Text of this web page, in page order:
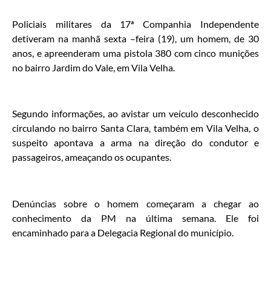
Policiais militares da 17ª Companhia Independente
detiveram na manhã sexta –feira (19), um homem, de 30
anos, e apreenderam uma pistola 380 com cinco munições
no bairro Jardim do Vale, em Vila Velha.
Segundo informações, ao avistar um veículo desconhecido
circulando no bairro Santa Clara, também em Vila Velha, o
suspeito apontava a arma na direção do condutor e
passageiros, ameaçando os ocupantes.
Denúncias sobre o homem começaram a chegar ao
conhecimento da PM na última semana. Ele foi
encaminhado para a Delegacia Regional do município.